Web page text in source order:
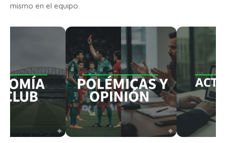
mismo en el equipo.